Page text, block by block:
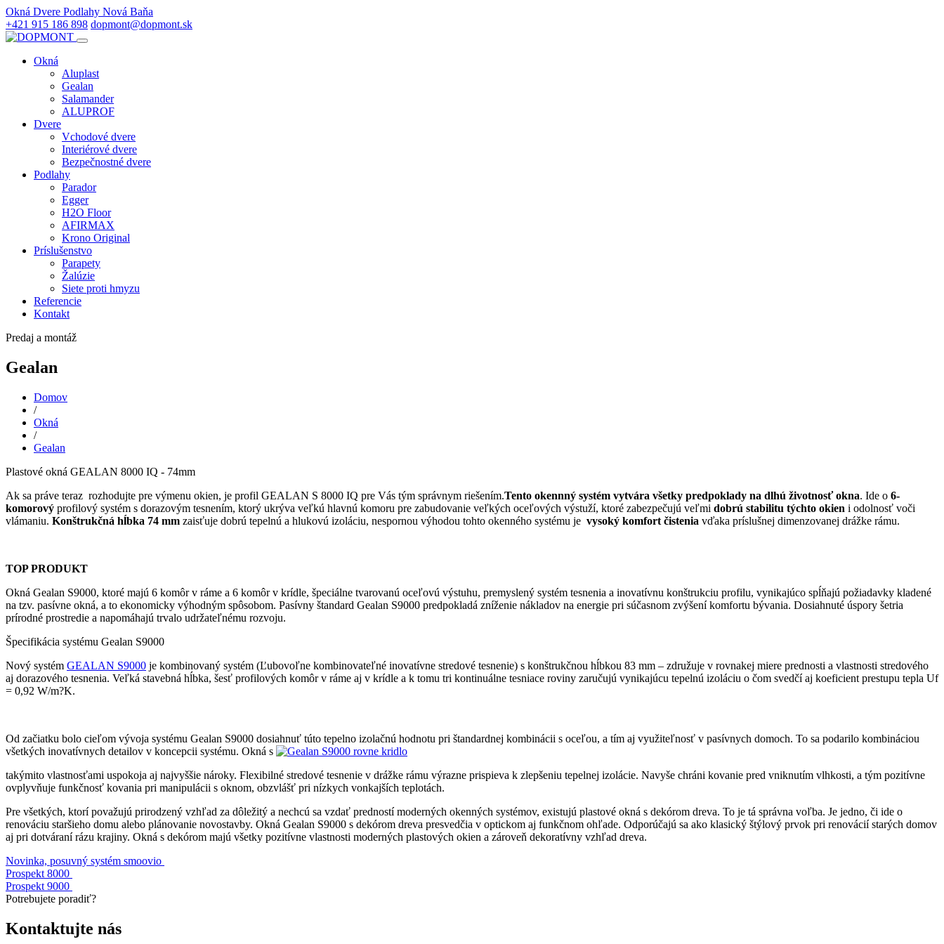
Okná Dvere Podlahy Nová Baňa
+421 915 186 898 dopmont@dopmont.sk
Okná
Aluplast
Gealan
Salamander
ALUPROF
Dvere
Vchodové dvere
Interiérové dvere
Bezpečnostné dvere
Podlahy
Parador
Egger
H2O Floor
AFIRMAX
Krono Original
Príslušenstvo
Parapety
Žalúzie
Siete proti hmyzu
Referencie
Kontakt
Predaj a montáž
Gealan
Domov
/
Okná
/
Gealan
Plastové okná GEALAN 8000 IQ - 74mm
Ak sa práve teraz rozhodujte pre výmenu okien, je profil GEALAN S 8000 IQ pre Vás tým správnym riešením.Tento okennný systém vytvára všetky predpoklady na dlhú životnosť okna. Ide o 6-
komorový profilový systém s dorazovým tesnením, ktorý ukrýva veľkú hlavnú komoru pre zabudovanie veľkých oceľových výstuží, ktoré zabezpečujú veľmi dobrú stabilitu týchto okien i odolnosť voči
vlámaniu. Konštrukčná hĺbka 74 mm zaisťuje dobrú tepelnú a hlukovú izoláciu, nespornou výhodou tohto okenného systému je vysoký komfort čistenia vďaka príslušnej dimenzovanej drážke rámu.
TOP PRODUKT
Okná Gealan S9000, ktoré majú 6 komôr v ráme a 6 komôr v krídle, špeciálne tvarovanú oceľovú výstuhu, premyslený systém tesnenia a inovatívnu konštrukciu profilu, vynikajúco spĺňajú požiadavky kladené
na tzv. pasívne okná, a to ekonomicky výhodným spôsobom. Pasívny štandard Gealan S9000 predpokladá zníženie nákladov na energie pri súčasnom zvýšení komfortu bývania. Dosiahnuté úspory šetria
prírodné prostredie a napomáhajú trvalo udržateľnému rozvoju.
Špecifikácia systému Gealan S9000
Nový systém GEALAN S9000 je kombinovaný systém (Ľubovoľne kombinovateľné inovatívne stredové tesnenie) s konštrukčnou hĺbkou 83 mm – združuje v rovnakej miere prednosti a vlastnosti stredového
aj dorazového tesnenia. Veľká stavebná hĺbka, šesť profilových komôr v ráme aj v krídle a k tomu tri kontinuálne tesniace roviny zaručujú vynikajúcu tepelnú izoláciu o čom svedčí aj koeficient prestupu tepla Uf
= 0,92 W/m?K.
Od začiatku bolo cieľom vývoja systému Gealan S9000 dosiahnuť túto tepelno izolačnú hodnotu pri štandardnej kombinácii s oceľou, a tím aj využiteľnosť v pasívnych domoch. To sa podarilo kombináciou
všetkých inovatívnych detailov v koncepcii systému. Okná s
takýmito vlastnosťami uspokoja aj najvyššie nároky. Flexibilné stredové tesnenie v drážke rámu výrazne prispieva k zlepšeniu tepelnej izolácie. Navyše chráni kovanie pred vniknutím vlhkosti, a tým pozitívne
ovplyvňuje funkčnosť kovania pri manipulácii s oknom, obzvlášť pri nízkych vonkajších teplotách.
Pre všetkých, ktorí považujú prirodzený vzhľad za dôležitý a nechcú sa vzdať predností moderných okenných systémov, existujú plastové okná s dekórom dreva. To je tá správna voľba. Je jedno, či ide o
renováciu staršieho domu alebo plánovanie novostavby. Okná Gealan S9000 s dekórom dreva presvedčia v optickom aj funkčnom ohľade. Odporúčajú sa ako klasický štýlový prvok pri renovácií starých domov
aj pri dotváraní rázu krajiny. Okná s dekórom majú všetky pozitívne vlastnosti moderných plastových okien a zároveň dekoratívny vzhľad dreva.
Novinka, posuvný systém smoovio
Prospekt 8000
Prospekt 9000
Potrebujete poradiť?
Kontaktujte nás